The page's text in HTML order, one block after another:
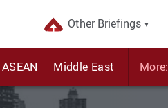
Other Briefings ▼
ASEAN Middle East More: